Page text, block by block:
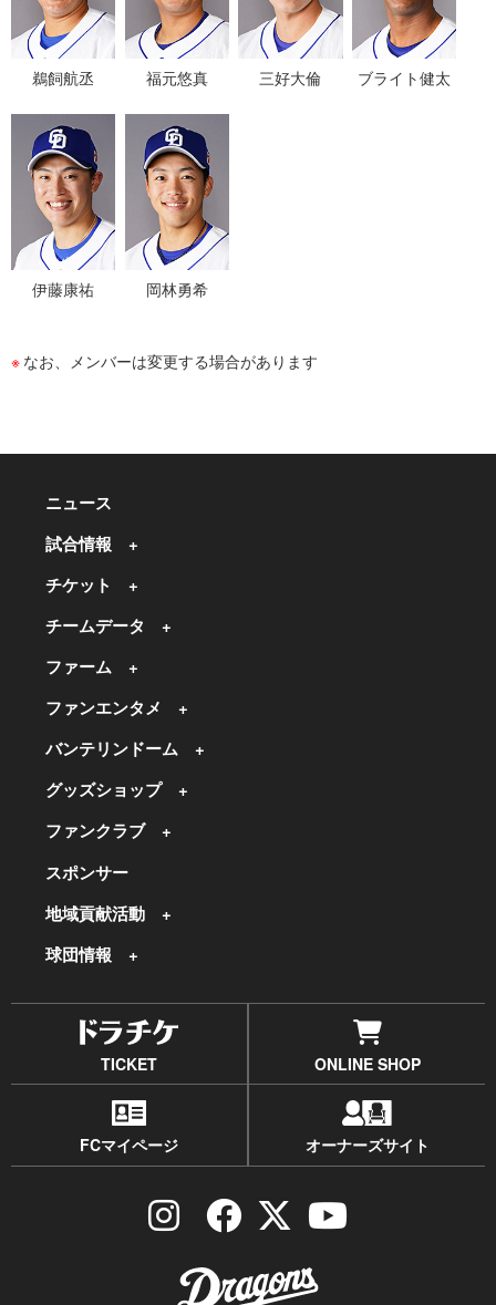
鵜飼航丞 福元悠真 三好大倫 ブライト健太
伊藤康祐 岡林勇希
なお、メンバーは変更する場合があります
ニュース
試合情報
チケット
チームデータ
ファーム
ファンエンタメ
バンテリンドーム
グッズショップ
ファンクラブ
スポンサー
地域貢献活動
球団情報
TICKET ONLINE SHOP
FCマイページ オーナーズサイト